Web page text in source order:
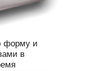
форму и
в